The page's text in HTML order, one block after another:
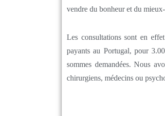
vendre du bonheur et du
Les consultations sont en
payants au Portugal, pour
sommes demandées. Nous
chirurgiens, médecins ou